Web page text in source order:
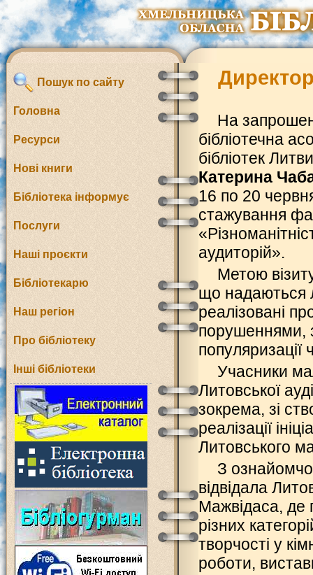
Пошук по сайту
Головна
Ресурси
Нові книги
Бібліотека інформує
Послуги
Наші проєкти
Бібліотекарю
Наш регіон
Про бібліотеку
Інші бібліотеки
На
бібліотечна
бібліотек
Катерина
16 по 20
стажування
аудиторій».
Метою
що надаються
реалізовані
порушеннями,
популяризації
Учасники
Литовської
зокрема, зі
реалізації
Литовського
З
відвідала
Мажвідаса, де
різних
творчості у
роботи,